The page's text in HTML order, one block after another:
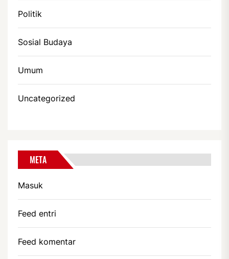
Politik
Sosial Budaya
Umum
Uncategorized
META
Masuk
Feed entri
Feed komentar